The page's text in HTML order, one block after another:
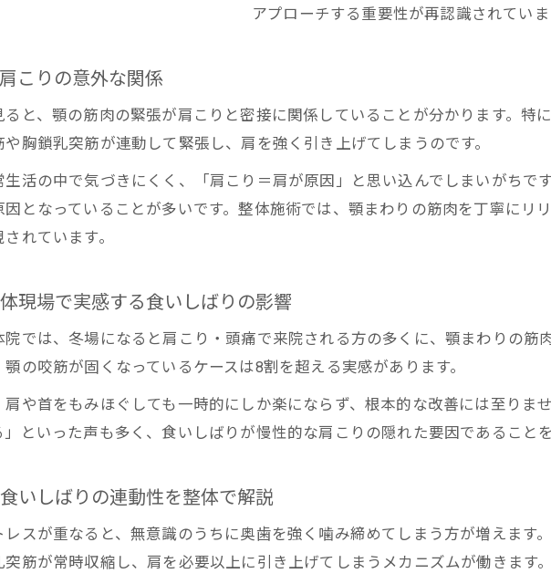
整体で注目すべき顎と首の連動性
冬に増える肩こりは顔の筋肉も要チェック
整体で顔の筋肉ケアが肩こり対策に重要な理由
冬の肩こり悪化に整体が注目する顔まわりの筋肉
整体が推奨する顔と首の連動ケアとは
肩こりの季節的悪化を整体で緩和する方法
整体の視点で見る首から肩への張力の正体
食いしばりが生む首の緊張を整体で解消
整体で明らかになる首と肩の連鎖的不調
首の引っ張りが肩こりへ波及する仕組みを整体で解説
整体で実感できる首肩のバランス調整法
整体で気づく慢性的な肩こりと食いしばりの真実
整体体験でわかる食いしばりの肩こりへの影響
アプローチする重要性が再認識されてい
こりの意外な関係
と、顎の筋肉の緊張が肩こりと密接に関係していることが分かります。特
胸鎖乳突筋が連動して緊張し、肩を強く引き上げてしまうのです。
生活の中で気づきにくく、「肩こり＝肩が原因」と思い込んでしまいがちで
となっていることが多いです。整体施術では、顎まわりの筋肉を丁寧にリ
れています。
現場で実感する食いしばりの影響
では、冬場になると肩こり・頭痛で来院される方の多くに、顎まわりの筋
の咬筋が固くなっているケースは8割を超える実感があります。
肩や首をもみほぐしても一時的にしか楽にならず、根本的な改善には至りま
といった声も多く、食いしばりが慢性的な肩こりの隠れた要因であること
いしばりの連動性を整体で解説
スが重なると、無意識のうちに奥歯を強く噛み締めてしまう方が増えます
筋が常時収縮し、肩を必要以上に引き上げてしまうメカニズムが働きます